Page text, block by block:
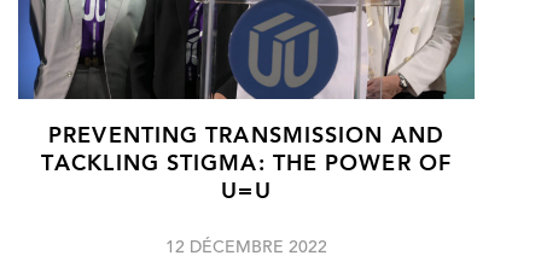
PREVENTING TRANSMISSION AND
TACKLING STIGMA: THE POWER OF
U=U
12 DÉCEMBRE 2022